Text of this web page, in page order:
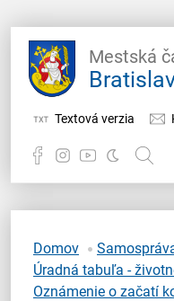
Mestská
Textová verzia
Samospráva
Miestny úrad
Domov
Úradná tabuľa -
Oznámenie o začatí